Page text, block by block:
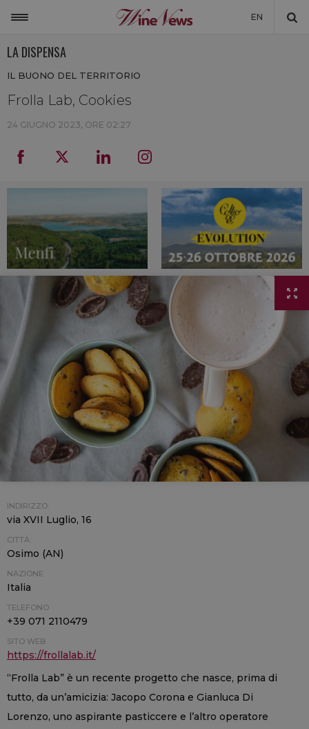
EN
MONDO
NON SOLO VINO
NEWSLETTER
LA CANTINA DI WINENEWS
DICONO DI NOI
WINENEWS TV
LA DISPENSA
IL BUONO DEL TERRITORIO
Frolla Lab, Cookies
24 GIUGNO 2023, ORE 02:27
INDIRIZZO:
via XVII Luglio, 16
CITTÀ:
Osimo (AN)
NAZIONE
Italia
TELEFONO
+39 071 2110479
SITO WEB
https://frollalab.it/
“Frolla Lab” è un recente progetto che nasce, prima di
tutto, da un’amicizia: Jacopo Corona e Gianluca Di
Lorenzo, uno aspirante pasticcere e l’altro operatore